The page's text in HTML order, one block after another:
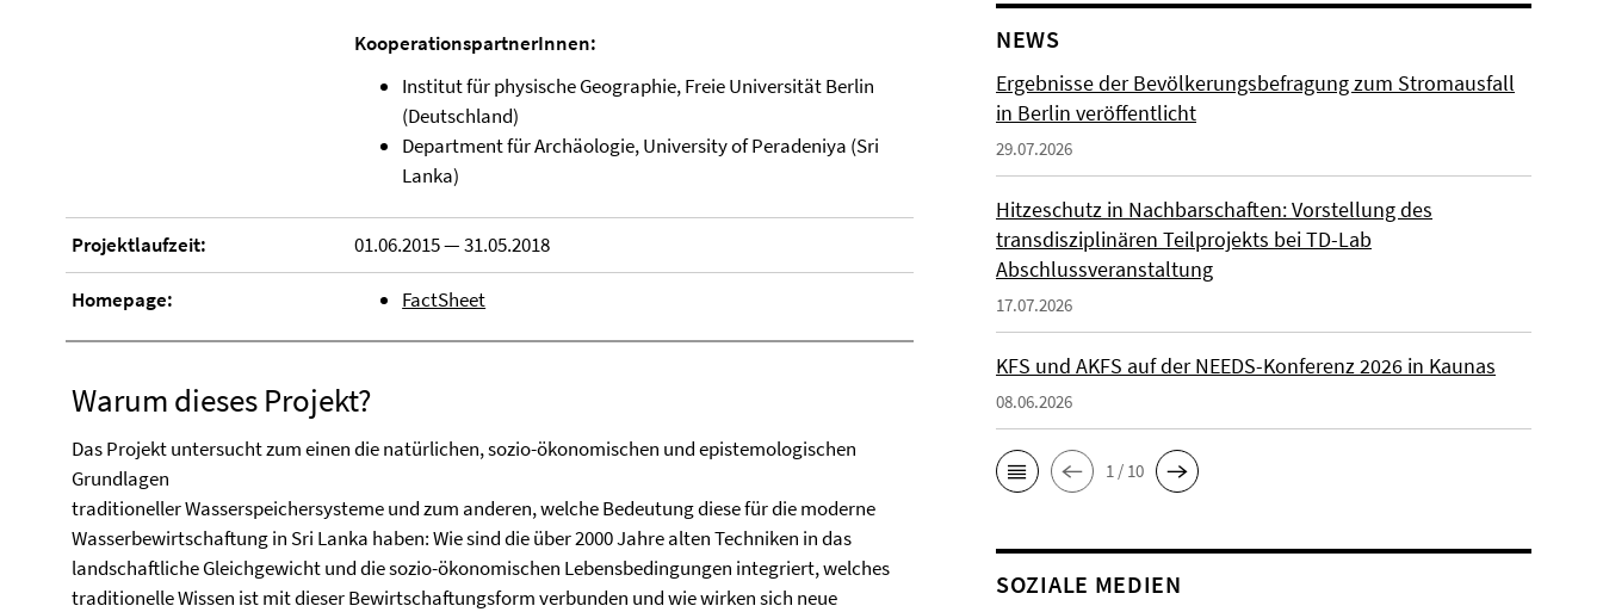
KooperationspartnerInnen:
Institut für physische Geographie, Freie Universität Berlin
(Deutschland)
Department für Archäologie, University of Peradeniya (Sri
Lanka)
Projektlaufzeit: 01.06.2015 — 31.05.2018
Homepage: FactSheet
Warum dieses Projekt?
Das Projekt untersucht zum einen die natürlichen, sozio-ökonomischen und epistemologischen
Grundlagen
traditioneller Wasserspeichersysteme und zum anderen, welche Bedeutung diese für die moderne
Wasserbewirtschaftung in Sri Lanka haben: Wie sind die über 2000 Jahre alten Techniken in das
landschaftliche Gleichgewicht und die sozio-ökonomischen Lebensbedingungen integriert, welches
traditionelle Wissen ist mit dieser Bewirtschaftungsform verbunden und wie wirken sich neue
NEWS
Ergebnisse der Bevölkerungsbefragung zum Stromausfall
in Berlin veröffentlicht
29.07.2026
Hitzeschutz in Nachbarschaften: Vorstellung des
transdisziplinären Teilprojekts bei TD-Lab
Abschlussveranstaltung
17.07.2026
KFS und AKFS auf der NEEDS-Konferenz 2026 in Kaunas
08.06.2026
1 / 10
SOZIALE MEDIEN